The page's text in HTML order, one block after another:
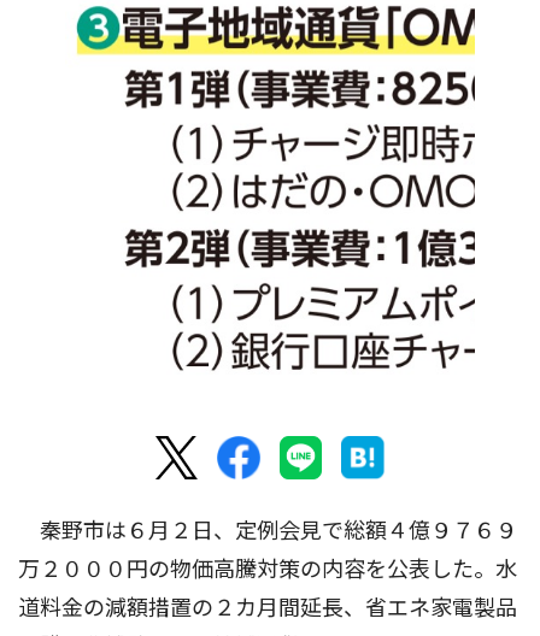
秦野市は６月２日、定例会見で総額４億９７６９
万２０００円の物価高騰対策の内容を公表した。水
道料金の減額措置の２カ月間延長、省エネ家電製品